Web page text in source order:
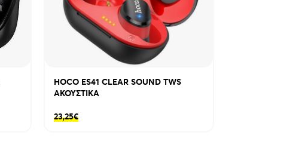
HOCO ES41 CLEAR SOUND TWS
ΑΚΟΥΣΤΙΚΑ
23,25€